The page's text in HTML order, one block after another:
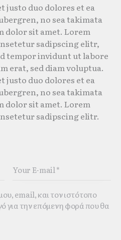
justo duo dolores et ea
no sea takimata
dolor sit amet. Lorem
sadipscing elitr,
tempor invidunt ut labore
erat, sed diam voluptua.
justo duo dolores et ea
no sea takimata
dolor sit amet. Lorem
sadipscing elitr.
email, και τον ιστότοπο
για την επόμενη φορά που θα